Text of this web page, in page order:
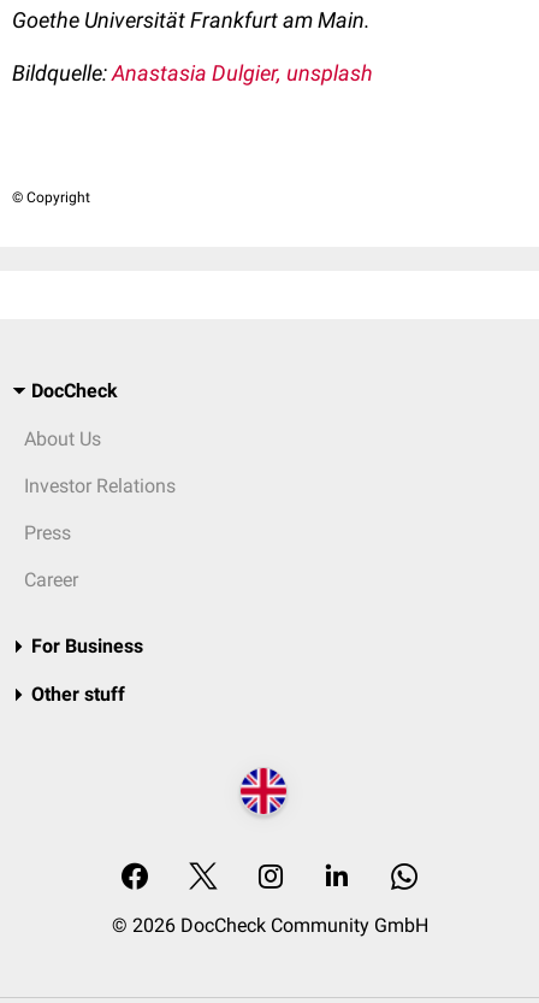
Goethe Universität Frankfurt am Main.
Bildquelle:Anastasia Dulgier, unsplash
© Copyright
DocCheck
About Us
Investor Relations
Press
Career
For Business
Other stuff
© 2026 DocCheck Community GmbH